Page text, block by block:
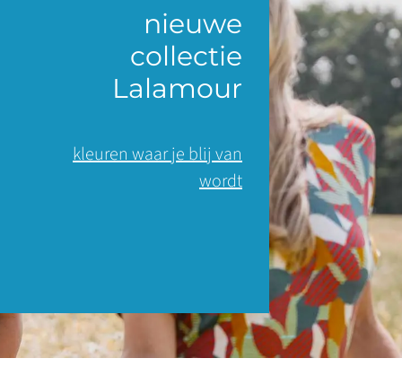
nieuwe
collectie
Lalamour
kleuren waar je blij van
wordt